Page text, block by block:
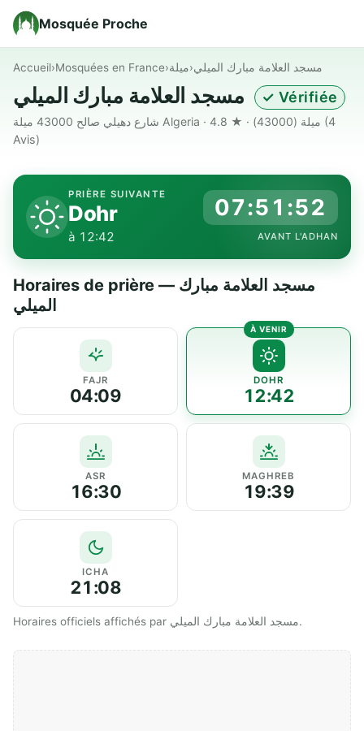
Mosquée Proche
Accueil›Mosquées en France›ميلة›مسجد العلامة مبارك الميلي
✓ Vérifiée
(4
Avis)
PRIÈRE SUIVANTE
Dohr
à 12:42
07:51:51
AVANT L'ADHAN
Horaires de prière — مسجد العلامة مبارك
الميلي
FAJR
04:09
DOHR
12:42
ASR
16:30
MAGHREB
19:39
ICHA
21:08
Horaires officiels affichés par مسجد العلامة مبارك الميلي.